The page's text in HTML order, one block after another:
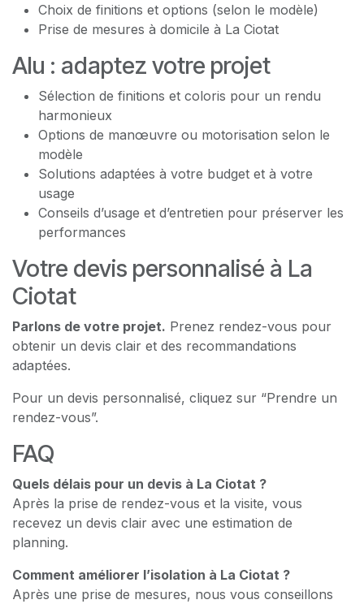
Choix de finitions et options (selon le modèle)
Prise de mesures à domicile à La Ciotat
Alu : adaptez votre projet
Sélection de finitions et coloris pour un rendu
harmonieux
Options de manœuvre ou motorisation selon le
modèle
Solutions adaptées à votre budget et à votre
usage
Conseils d’usage et d’entretien pour préserver les
performances
Votre devis personnalisé à La
Ciotat
Parlons de votre projet. Prenez rendez-vous pour
obtenir un devis clair et des recommandations
adaptées.
Pour un devis personnalisé, cliquez sur “Prendre un
rendez-vous”.
FAQ
Quels délais pour un devis à La Ciotat ?
Après la prise de rendez-vous et la visite, vous
recevez un devis clair avec une estimation de
planning.
Comment améliorer l’isolation à La Ciotat ?
Après une prise de mesures, nous vous conseillons